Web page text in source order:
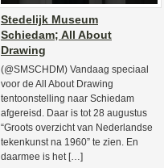
Stedelijk Museum
Schiedam; All About
Drawing
(@SMSCHDM) Vandaag speciaal
voor de All About Drawing
tentoonstelling naar Schiedam
afgereisd. Daar is tot 28 augustus
“Groots overzicht van Nederlandse
tekenkunst na 1960” te zien. En
daarmee is het […]